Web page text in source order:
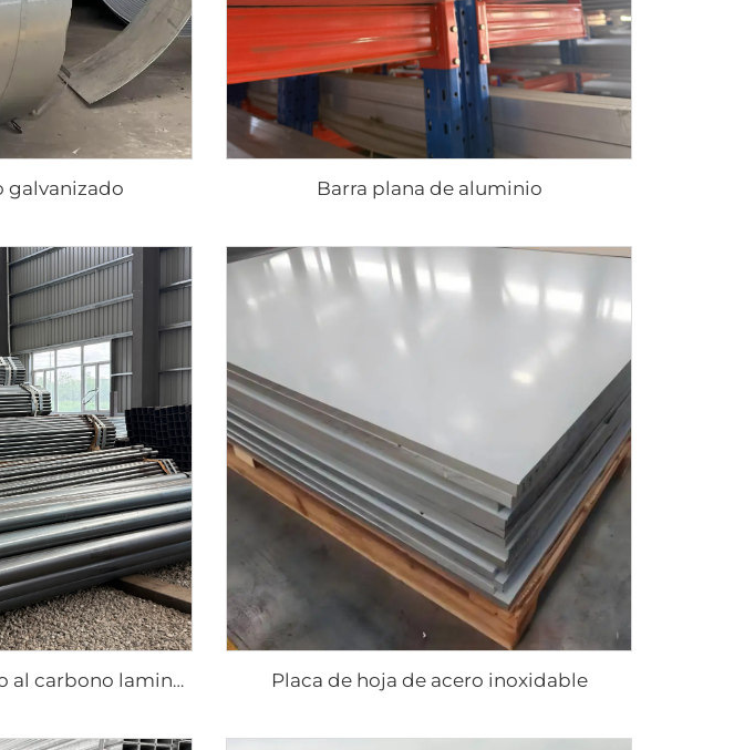
galvanizado Barra plana de aluminio
Tubo redondo de acero al carbono laminado en caliente tubo negro ASTM AISI Placa de hoja de acero inoxidable